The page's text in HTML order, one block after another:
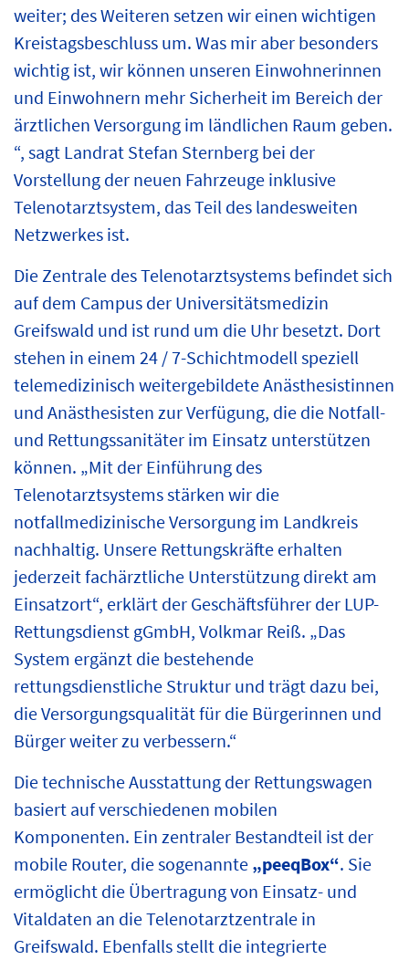
weiter; des Weiteren setzen wir einen wichtigen
Kreistagsbeschluss um. Was mir aber besonders
wichtig ist, wir können unseren Einwohnerinnen
und Einwohnern mehr Sicherheit im Bereich der
ärztlichen Versorgung im ländlichen Raum geben.
“, sagt Landrat Stefan Sternberg bei der
Vorstellung der neuen Fahrzeuge inklusive
Telenotarztsystem, das Teil des landesweiten
Netzwerkes ist.
Die Zentrale des Telenotarztsystems befindet sich
auf dem Campus der Universitätsmedizin
Greifswald und ist rund um die Uhr besetzt. Dort
stehen in einem 24 / 7-Schichtmodell speziell
telemedizinisch weitergebildete Anästhesistinnen
und Anästhesisten zur Verfügung, die die Notfall-
und Rettungssanitäter im Einsatz unterstützen
können. „Mit der Einführung des
Telenotarztsystems stärken wir die
notfallmedizinische Versorgung im Landkreis
nachhaltig. Unsere Rettungskräfte erhalten
jederzeit fachärztliche Unterstützung direkt am
Einsatzort“, erklärt der Geschäftsführer der LUP-
Rettungsdienst gGmbH, Volkmar Reiß. „Das
System ergänzt die bestehende
rettungsdienstliche Struktur und trägt dazu bei,
die Versorgungsqualität für die Bürgerinnen und
Bürger weiter zu verbessern.“
Die technische Ausstattung der Rettungswagen
basiert auf verschiedenen mobilen
Komponenten. Ein zentraler Bestandteil ist der
mobile Router, die sogenannte „peeqBox“. Sie
ermöglicht die Übertragung von Einsatz- und
Vitaldaten an die Telenotarztzentrale in
Greifswald. Ebenfalls stellt die integrierte